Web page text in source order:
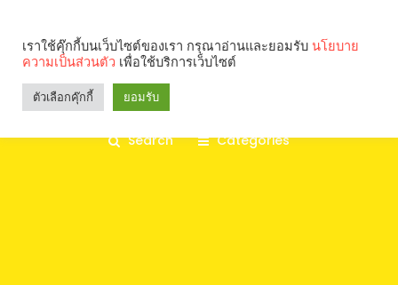
Search Categories
เราใช้คุ๊กกี้บนเว็บไซต์ของเรา กรุณาอ่านและยอมรับ นโยบาย
ความเป็นส่วนตัว เพื่อใช้บริการเว็บไซต์
ตัวเลือกคุ๊กกี้ ยอมรับ